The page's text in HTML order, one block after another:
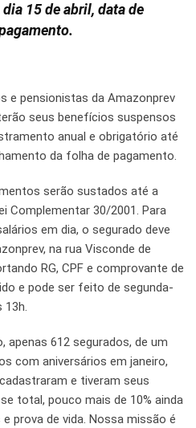
15 de abril, data de
e pensionistas da Amazonprev
seus benefícios suspensos
anual e obrigatório até
da folha de pagamento.
serão sustados até a
Complementar 30/2001. Para
em dia, o segurado deve
na rua Visconde de
RG, CPF e comprovante de
e pode ser feito de segunda-
13h.
apenas 612 segurados, de um
com aniversários em janeiro,
e tiveram seus
total, pouco mais de 10% ainda
prova de vida. Nossa missão é